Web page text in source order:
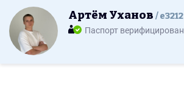
Артём Уханов
Паспорт верифицирован